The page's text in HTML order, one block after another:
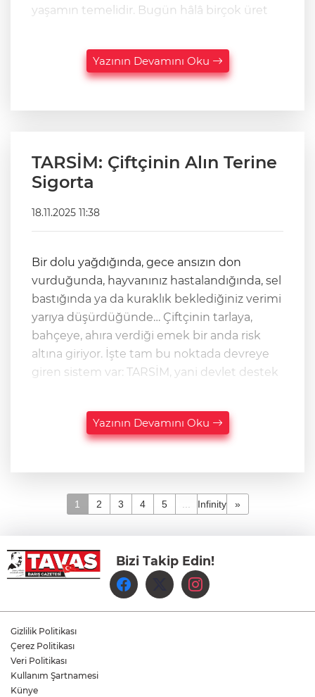
yaşamın temelidir. Bugün hâlâ birçok üret
Yazının Devamını Oku
TARSİM: Çiftçinin Alın Terine
Sigorta
18.11.2025 11:38
Bir dolu yağdığında, gece ansızın don
vurduğunda, hayvanınız hastalandığında, sel
bastığında ya da kuraklık beklediğiniz verimi
yarıya düşürdüğünde… Çiftçinin tarlaya,
bahçeye, ahıra verdiği emek bir anda risk
altına giriyor. İşte tam bu noktada devreye
giren sistem var: TARSİM, yani devlet destek
Yazının Devamını Oku
1 2 3 4 5 Infinity »
Bizi Takip Edin!
Gizlilik Politikası
Çerez Politikası
Veri Politikası
Kullanım Şartnamesi
Künye